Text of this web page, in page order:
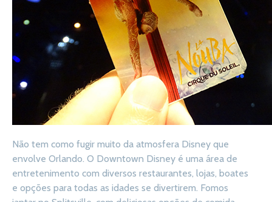
Não tem como fugir muito da atmosfera Disney que
envolve Orlando. O Downtown Disney é uma área de
entretenimento com diversos restaurantes, lojas, boates
e opções para todas as idades se divertirem. Fomos